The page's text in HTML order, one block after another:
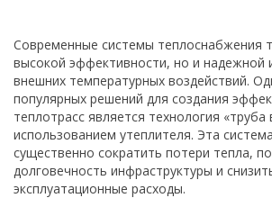
Современные системы теплоснабжения
высокой эффективности, но и надежной
внешних температурных воздействий.
популярных решений для создания
теплотрасс является технология «труба
использованием утеплителя. Эта
существенно сократить потери тепла,
долговечность инфраструктуры и
эксплуатационные расходы.